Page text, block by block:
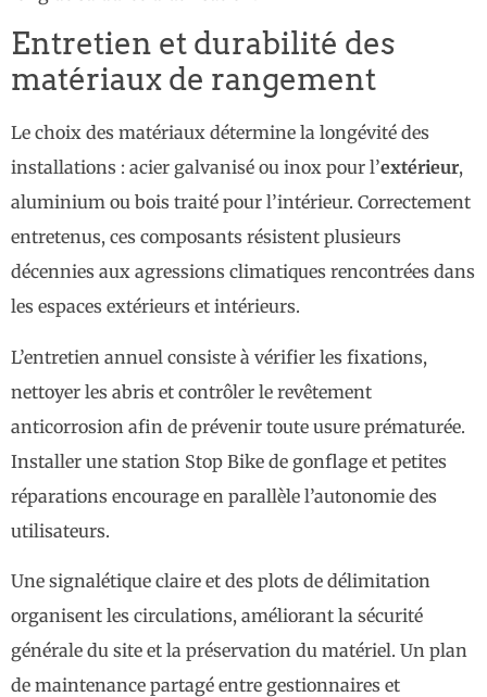
Entretien et durabilité des
matériaux de rangement
Le choix des matériaux détermine la longévité des
installations : acier galvanisé ou inox pour l’extérieur,
aluminium ou bois traité pour l’intérieur. Correctement
entretenus, ces composants résistent plusieurs
décennies aux agressions climatiques rencontrées dans
les espaces extérieurs et intérieurs.
L’entretien annuel consiste à vérifier les fixations,
nettoyer les abris et contrôler le revêtement
anticorrosion afin de prévenir toute usure prématurée.
Installer une station Stop Bike de gonflage et petites
réparations encourage en parallèle l’autonomie des
utilisateurs.
Une signalétique claire et des plots de délimitation
organisent les circulations, améliorant la sécurité
générale du site et la préservation du matériel. Un plan
de maintenance partagé entre gestionnaires et